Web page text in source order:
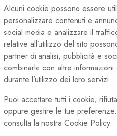
Alcuni cookie possono essere
personalizzare contenuti e
social media e analizzare il
relative all’utilizzo del sito
partner di analisi, pubblicità e
combinarle con altre
durante l’utilizzo dei loro servizi.
Puoi accettare tutti i cookie,
oppure gestire le tue
consulta la nostra Cookie Policy.